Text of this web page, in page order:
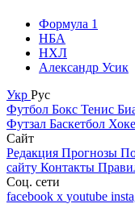
Формула 1
НБА
НХЛ
Александр Усик
Укр Рус
Футбол Бокс Тенис
Футзал Баскетбол
Сайт
Редакция Прогнозы
сайту Контакты
Соц. сети
facebook x youtube